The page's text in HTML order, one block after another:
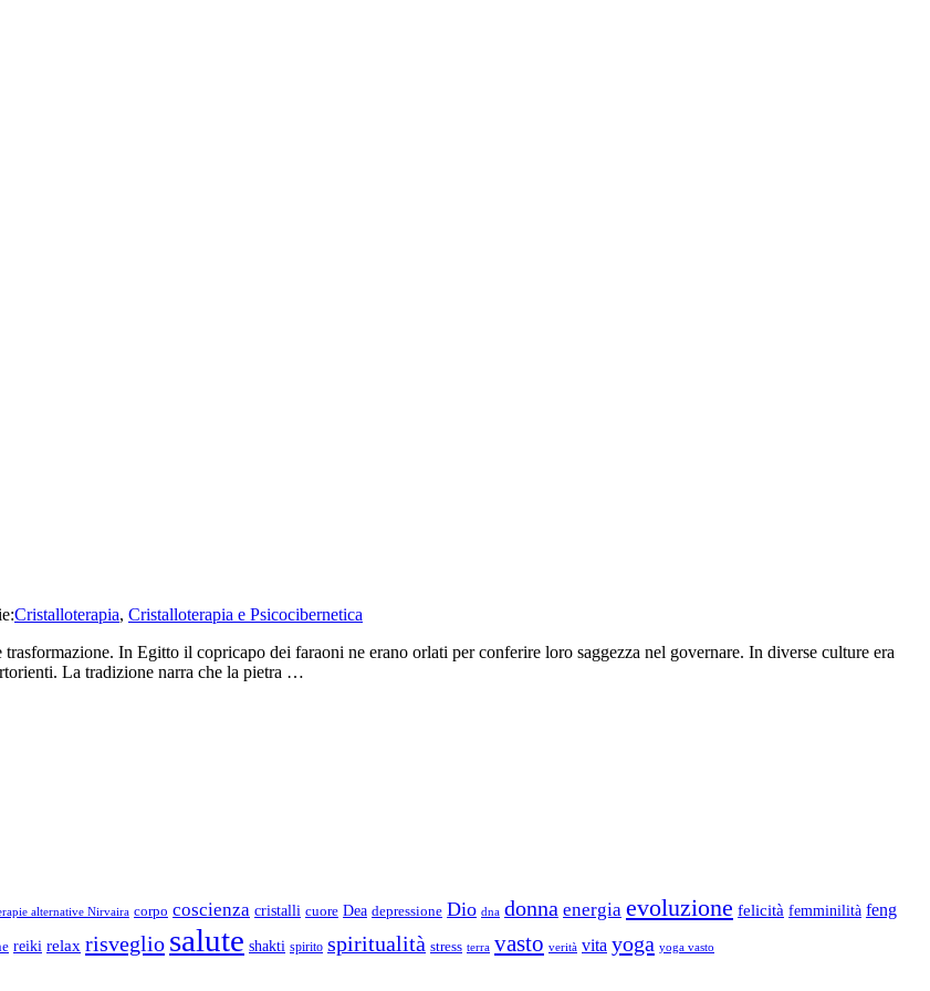
Cristalloterapia, Cristalloterapia e Psicocibernetica
In Egitto il copricapo dei faraoni ne erano orlati per conferire loro saggezza nel governare. In diverse culture era
La tradizione narra che la pietra …
alternative Nirvaira corpo coscienza cristalli cuore Dea depressione Dio dna donna energia evoluzione felicità femminilità feng
reiki relax risveglio salute shakti spirito spiritualità stress terra vasto verità vita yoga yoga vasto